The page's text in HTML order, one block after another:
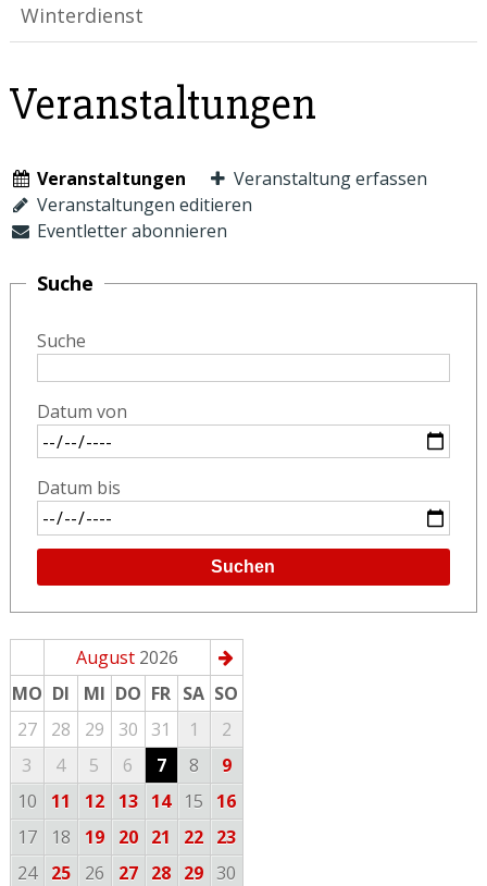
Winterdienst
Veranstaltungen
Veranstaltungen
Veranstaltung erfassen
Veranstaltungen editieren
Eventletter abonnieren
Suche
Suche
Datum von
Datum bis
Suchen
August2026
MO DI MI DO FR SA SO
27
28 29 30 31 1
2
3
4 5 6 7 8
9
10
11 12 13 14 15
16
17
18 19 20 21 22 23
24
25 26 27 28 29 30